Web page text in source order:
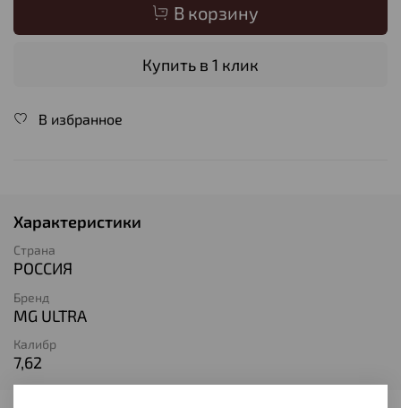
В корзину
Купить в 1 клик
В избранное
Характеристики
Страна
РОССИЯ
Бренд
MG ULTRA
Калибр
7,62